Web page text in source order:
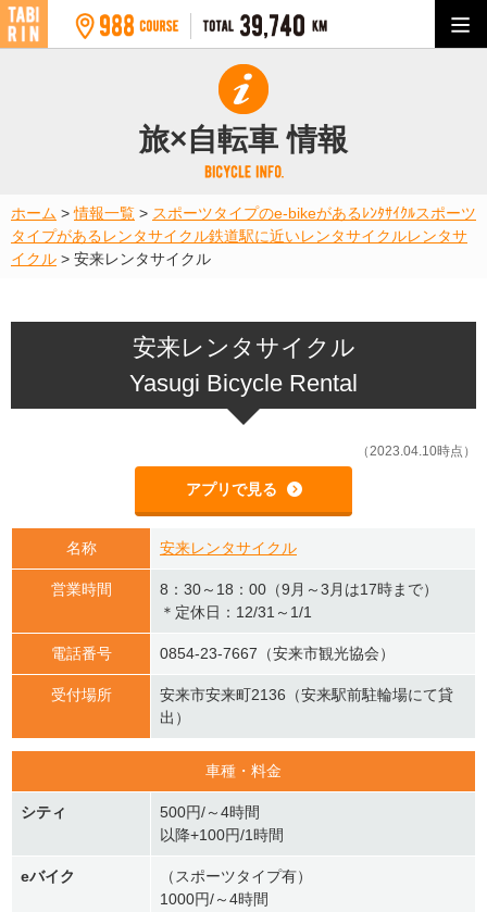
旅×自転車 情報
ホーム >情報一覧 > スポーツタイプのe-bikeがあるﾚﾝﾀｻｲｸﾙスポーツ
タイプがあるレンタサイクル鉄道駅に近いレンタサイクルレンタサ
イクル > 安来レンタサイクル
安来レンタサイクル
Yasugi Bicycle Rental
（2023.04.10時点）
アプリで見る
名称 安来レンタサイクル
営業時間
8：30～18：00（9月～3月は17時まで）
＊定休日：12/31～1/1
電話番号 0854-23-7667（安来市観光協会）
受付場所
安来市安来町2136（安来駅前駐輪場にて貸
出）
車種・料金
シティ
500円/～4時間
以降+100円/1時間
eバイク
（スポーツタイプ有）
1000円/～4時間